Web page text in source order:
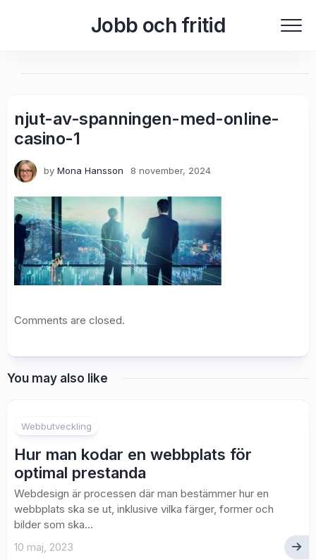
Jobb och fritid
njut-av-spanningen-med-online-
casino-1
by Mona Hansson 8 november, 2024
Comments are closed.
You may also like
Webbutveckling
Hur man kodar en webbplats för
optimal prestanda
Webdesign är processen där man bestämmer hur en
webbplats ska se ut, inklusive vilka färger, former och
bilder som ska...
10 maj, 2023